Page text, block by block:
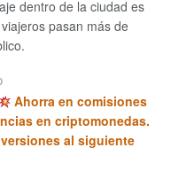
dentro de la ciudad es
pasan más de
Ahorra en comisiones
en criptomonedas.
al siguiente